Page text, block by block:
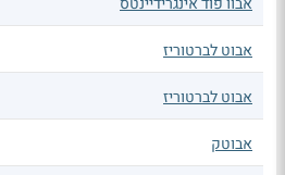
אבוט לברטוריז
אבוט לברטוריז
אבוטק